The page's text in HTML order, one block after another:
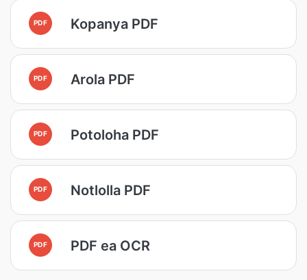
PDF Kopanya PDF
PDF Arola PDF
PDF Potoloha PDF
PDF Notlolla PDF
PDF PDF ea OCR